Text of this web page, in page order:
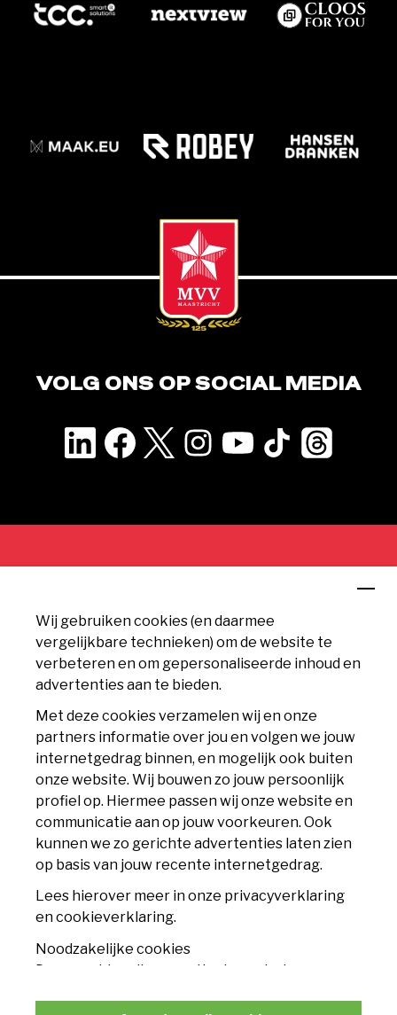
Wij gebruiken cookies (en daarmee
vergelijkbare technieken) om de website te
verbeteren en om gepersonaliseerde inhoud en
advertenties aan te bieden.
Met deze cookies verzamelen wij en onze
partners informatie over jou en volgen we jouw
internetgedrag binnen, en mogelijk ook buiten
onze website. Wij bouwen zo jouw persoonlijk
profiel op. Hiermee passen wij onze website en
communicatie aan op jouw voorkeuren. Ook
kunnen we zo gerichte advertenties laten zien
op basis van jouw recente internetgedrag.
Lees hierover meer in onze privacyverklaring
en cookieverklaring.
Noodzakelijke cookies
Deze cookies zijn essentieel voor het
VOLG ONS OP SOCIAL MEDIA
MVV Maastricht
Geusseltweg 11
6225 XS Maastricht
info@mvv.nl
CLUB
Accommodatie
Nieuws
Contact
TICKETS
Seizoenskaart